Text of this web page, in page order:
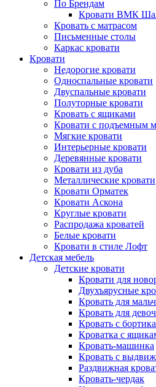
По Брендам
Кровати ВМК
Кровать с матрасом
Письменные столы
Каркас кровати
Кровати
Недорогие кровати
Односпальные кровати
Двуспальные кровати
Полуторные кровати
Кровать с ящиками
Кровати с подъемным
Мягкие кровати
Интерьерные кровати
Деревянные кровати
Кровати из дуба
Металлические кровати
Кровати Орматек
Кровати Аскона
Круглые кровати
Распродажа кроватей
Белые кровати
Кровати в стиле Лофт
Детская мебель
Детские кровати
Кровати для
Двухъярусные
Кровать для
Кровать для
Кровать с
Кроватка с
Кровать-машинка
Кровать с
Раздвижная
Кровать-чердак